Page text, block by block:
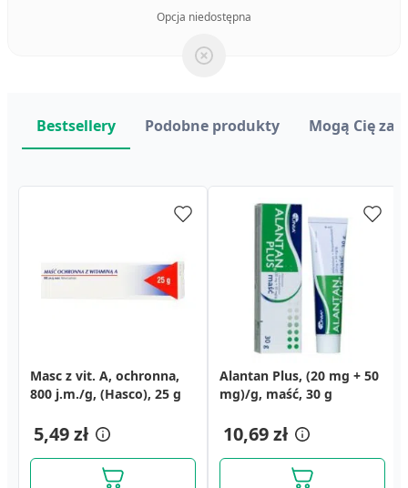
Opcja niedostępna
Masc z vit. A, ochronna,
800 j.m./g, (Hasco), 25 g
5,49 zł
Alantan Plus, (20 mg + 50
mg)/g, maść, 30 g
10,69 zł
Bestsellery Podobne produkty Mogą Cię
Aquacel Ag Foam,
opatrunek nieprzylepny,
opakowania 5 szt.)
53,57 zł
Allevyn Ag Sacrum,
opatrunek
x 22 cm, 1 szt. (z
opakowania 10 szt.)
64,64 zł
Cerkoderm 15, krem
mocznikowy z AHA, 75 ml
Naproxen Emo, 100 mg/g,
żel, 55 g